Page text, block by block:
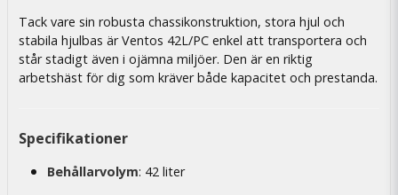
Tack vare sin robusta chassikonstruktion, stora hjul och
stabila hjulbas är Ventos 42L/PC enkel att transportera och
står stadigt även i ojämna miljöer. Den är en riktig
arbetshäst för dig som kräver både kapacitet och prestanda.
Specifikationer
Behållarvolym: 42 liter